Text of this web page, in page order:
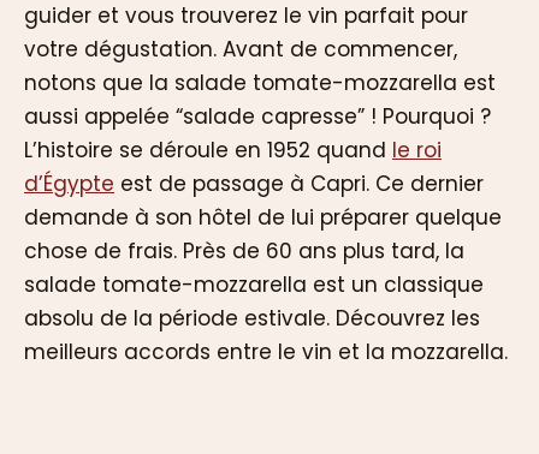
guider et vous trouverez le vin parfait pour
votre dégustation. Avant de commencer,
notons que la salade tomate-mozzarella est
aussi appelée “salade capresse” ! Pourquoi ?
L’histoire se déroule en 1952 quand le roi
d’Égypte est de passage à Capri. Ce dernier
demande à son hôtel de lui préparer quelque
chose de frais. Près de 60 ans plus tard, la
salade tomate-mozzarella est un classique
absolu de la période estivale. Découvrez les
meilleurs accords entre le vin et la mozzarella.